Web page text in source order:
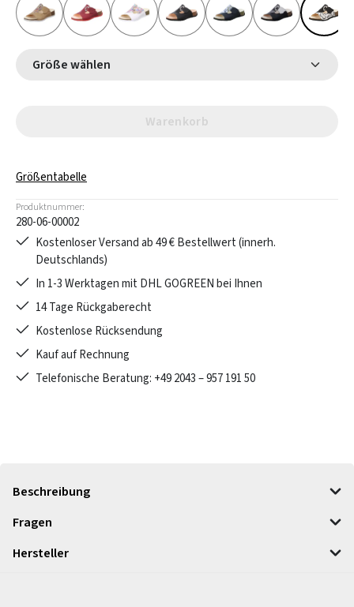
Größe wählen
Warenkorb
Größentabelle
Produktnummer:
280-06-00002
Kostenloser Versand ab 49 € Bestellwert (innerh.
Deutschlands)
In 1-3 Werktagen mit DHL GOGREEN bei Ihnen
14 Tage Rückgaberecht
Kostenlose Rücksendung
Kauf auf Rechnung
Telefonische Beratung: +49 2043 – 957 191 50
Beschreibung
Fragen
Hersteller